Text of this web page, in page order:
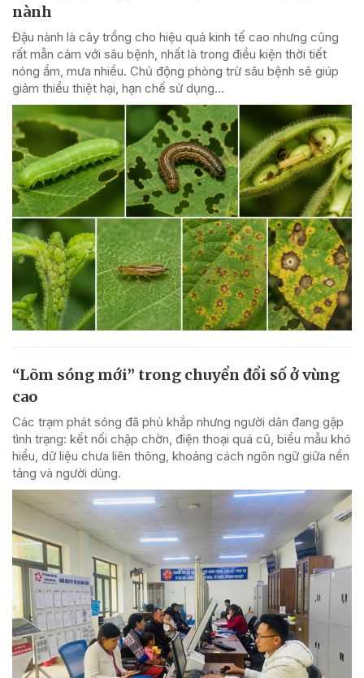
nành
Đậu nành là cây trồng cho hiệu quả kinh tế cao nhưng cũng
rất mẫn cảm với sâu bệnh, nhất là trong điều kiện thời tiết
nóng ẩm, mưa nhiều. Chủ động phòng trừ sâu bệnh sẽ giúp
giảm thiểu thiệt hại, hạn chế sử dụng...
“Lõm sóng mới” trong chuyển đổi số ở vùng
cao
Các trạm phát sóng đã phủ khắp nhưng người dân đang gặp
tình trạng: kết nối chập chờn, điện thoại quá cũ, biểu mẫu khó
hiểu, dữ liệu chưa liên thông, khoảng cách ngôn ngữ giữa nền
tảng và người dùng.